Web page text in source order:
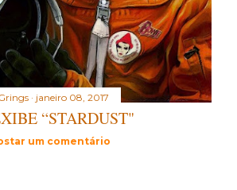
janeiro 08, 2017
“STARDUST"
um comentário